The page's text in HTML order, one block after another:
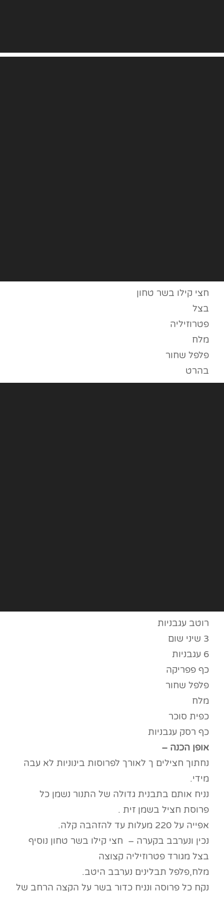
חצי קילו בשר טחון
בצל
פטרוזיליה
מלח
פלפל שחור
בהרט
רוטב עגבניות
3 שיני שום
6 עגבניות
כף פפריקה
פלפל שחור
מלח
כפית סוכר
כף רסק עגבניות
אופן הכנה –
נחתוך חצילים ך לאורך לפרוסות בינוניות לא עבה
מידי.
נניח אותם בתבנית גדולה של התנור נשמן כל
פרוסת חציל בשמן זית .
אפייה על 220 מעלות עד להזהבה קלה.
נכין ונערבב בקערה – חצי קילו בשר טחון נוסיף
בצל מגורד פטרוזיליה קצוצה
מלח,פלפל תבלינים נערבב היטב.
נקח כל פרוסה ונניח כדור בשר על הקצה הרחב של